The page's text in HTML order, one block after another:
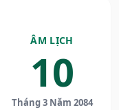
ÂM LỊCH
10
Tháng 3 Năm 2084